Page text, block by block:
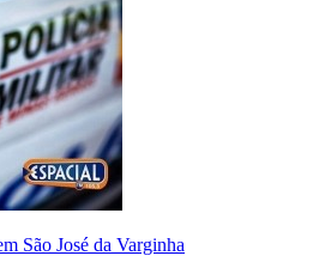
São José da Varginha